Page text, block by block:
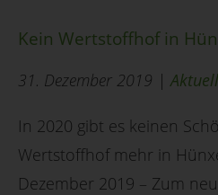
Kein Wertstoffhof in
31. Dezember 2019 |
In 2020 gibt es keinen
Wertstoffhof mehr in
Dezember 2019 – Zum